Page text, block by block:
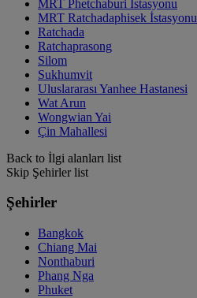
MRT Phetchaburi İstasyonu
MRT Ratchadaphisek İstasyonu
Ratchada
Ratchaprasong
Silom
Sukhumvit
Uluslararası Yanhee Hastanesi
Wat Arun
Wongwian Yai
Çin Mahallesi
Back to İlgi alanları list
Skip Şehirler list
Şehirler
Bangkok
Chiang Mai
Nonthaburi
Phang Nga
Phuket